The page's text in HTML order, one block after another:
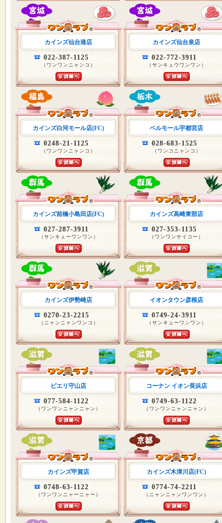
カインズ仙台港店
022-387-1125
（ワンワンニャンコ）
カインズ仙台泉店
022-772-3911
（サンキュウワンワン）
カインズ白河モール店(FC)
0248-21-1125
（ワンワンニャンコ）
ベルモール宇都宮店
028-683-1525
（ワンコニャンコ）
カインズ前橋小島田店(FC)
027-287-3911
（サンキューワンワン）
カインズ高崎東部店
027-353-1135
（ワンワンサイコー）
カインズ伊勢崎店
0270-23-2215
（ニャンニャンワンコ）
イオンタウン彦根店
0749-24-3911
（サンキューワンワン）
ピエリ守山店
077-584-1122
（ワンワンニャンニャン）
コーナン イオン長浜店
0749-63-1122
（ワンワンニャンニャン）
カインズ甲賀店
0748-63-1122
（ワンワンニャーニャー）
カインズ木津川店(FC)
0774-74-2211
（ニャンニャンワンワン）